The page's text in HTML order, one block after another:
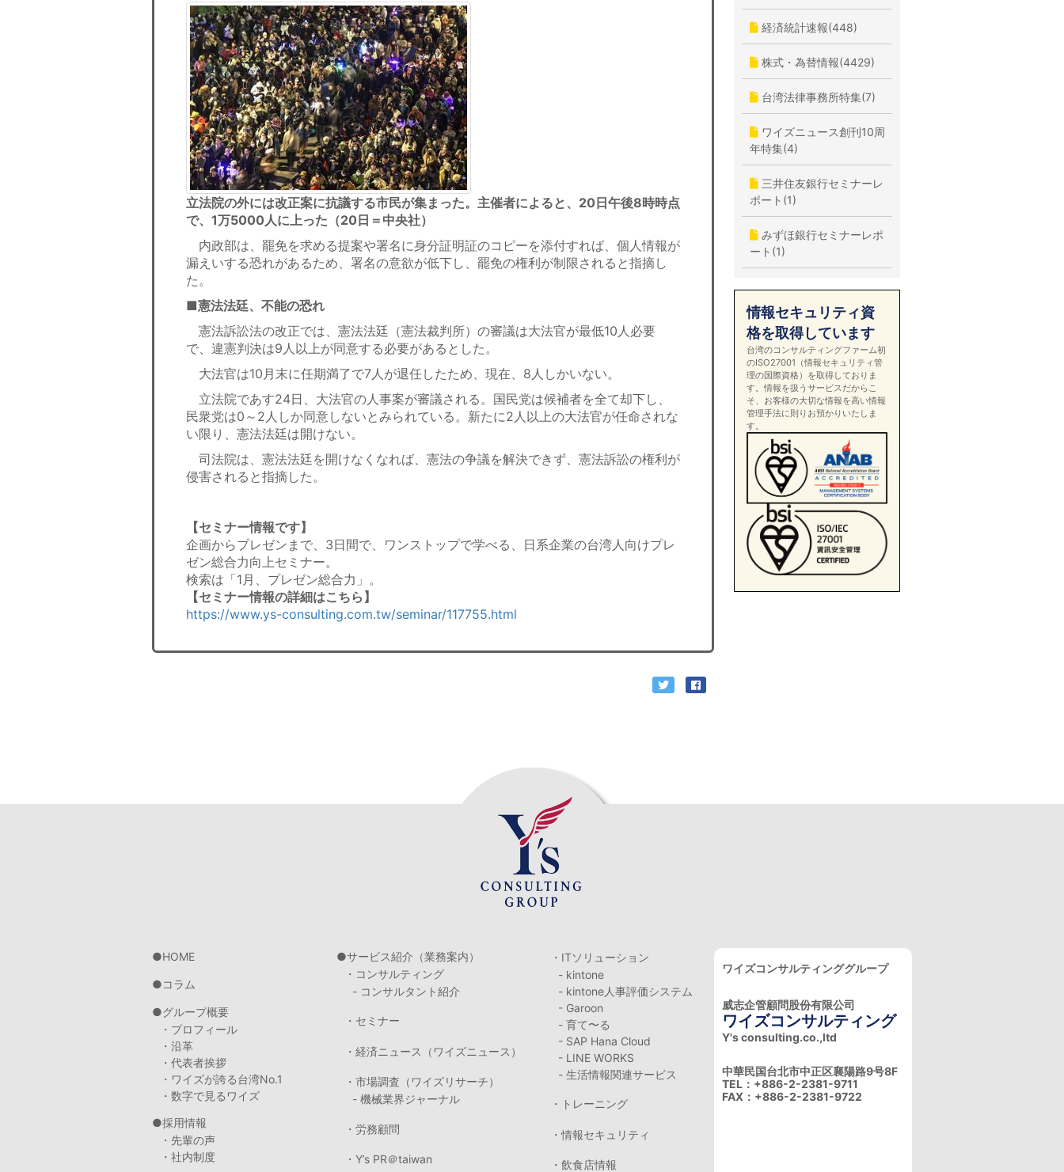
立法院の外には改正案に抗議する市民が集まった。主催者によると、20日午後8時時点
で、1万5000人に上った（20日＝中央社）
内政部は、罷免を求める提案や署名に身分証明証のコピーを添付すれば、個人情報が
漏えいする恐れがあるため、署名の意欲が低下し、罷免の権利が制限されると指摘し
た。
■憲法法廷、不能の恐れ
憲法訴訟法の改正では、憲法法廷（憲法裁判所）の審議は大法官が最低10人必要
で、違憲判決は9人以上が同意する必要があるとした。
大法官は10月末に任期満了で7人が退任したため、現在、8人しかいない。
立法院であす24日、大法官の人事案が審議される。国民党は候補者を全て却下し、
民衆党は0～2人しか同意しないとみられている。新たに2人以上の大法官が任命されな
い限り、憲法法廷は開けない。
司法院は、憲法法廷を開けなくなれば、憲法の争議を解決できず、憲法訴訟の権利が
侵害されると指摘した。
【セミナー情報です】
企画からプレゼンまで、3日間で、ワンストップで学べる、日系企業の台湾人向けプレ
ゼン総合力向上セミナー。
検索は「1月、プレゼン総合力」。
【セミナー情報の詳細はこちら】
https://www.ys-consulting.com.tw/seminar/117755.html
経済統計速報(448)
株式・為替情報(4429)
台湾法律事務所特集(7)
ワイズニュース創刊10周
年特集(4)
三井住友銀行セミナーレ
ポート(1)
みずほ銀行セミナーレポ
ート(1)
情報セキュリティ資
格を取得しています
台湾のコンサルティングファーム初
のISO27001（情報セキュリティ管
理の国際資格）を取得しておりま
す。情報を扱うサービスだからこ
そ、お客様の大切な情報を高い情報
管理手法に則りお預かりいたしま
す。
HOME
コラム
グループ概要
・プロフィール
・沿革
・代表者挨拶
・ワイズが誇る台湾No.1
・数字で見るワイズ
採用情報
・先輩の声
・社内制度
サービス紹介（業務案内）
・コンサルティング
- コンサルタント紹介
・セミナー
・経済ニュース（ワイズニュース）
・市場調査（ワイズリサーチ）
- 機械業界ジャーナル
・労務顧問
・Y’s PR＠taiwan
・ITソリューション
- kintone
- kintone人事評価システム
- Garoon
- 育て〜る
- SAP Hana Cloud
- LINE WORKS
- 生活情報関連サービス
・トレーニング
・情報セキュリティ
・飲食店情報
ワイズコンサルティンググループ
威志企管顧問股份有限公司
ワイズコンサルティング
Y's consulting.co.,ltd
中華民国台北市中正区襄陽路9号8F
TEL：+886-2-2381-9711
FAX：+886-2-2381-9722